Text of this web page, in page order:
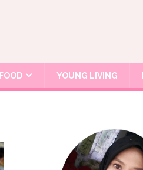
FOOD YOUNG LIVING